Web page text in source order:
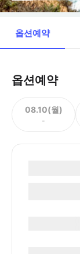
옵션예약
옵션예약
08.10(월)
-